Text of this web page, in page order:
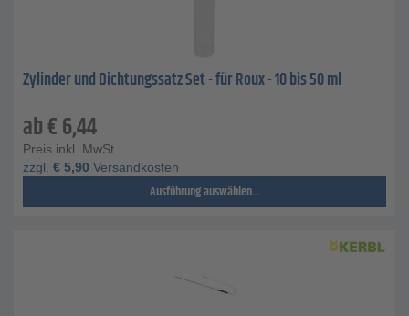
Zylinder und Dichtungssatz Set - für Roux - 10 bis 50 ml
ab€6,44
Preis inkl. MwSt.
zzgl. € 5,90 Versandkosten
Ausführung auswählen...